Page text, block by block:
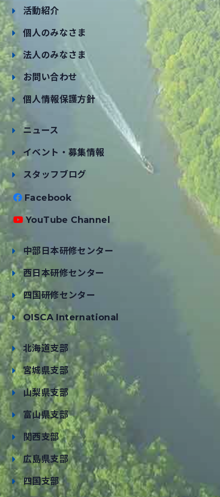
活動紹介
個人のみなさま
法人のみなさま
お問い合わせ
個人情報保護方針
ニュース
イベント・募集情報
スタッフブログ
Facebook
YouTube Channel
中部日本研修センター
西日本研修センター
四国研修センター
OISCA International
北海道支部
宮城県支部
山梨県支部
富山県支部
関西支部
広島県支部
四国支部